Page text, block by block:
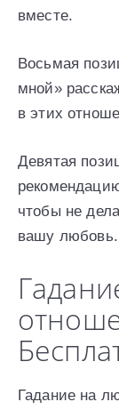
вместе.
Восьмая
мной»
в этих
Девятая
чтобы не
вашу любовь.
Гадание на